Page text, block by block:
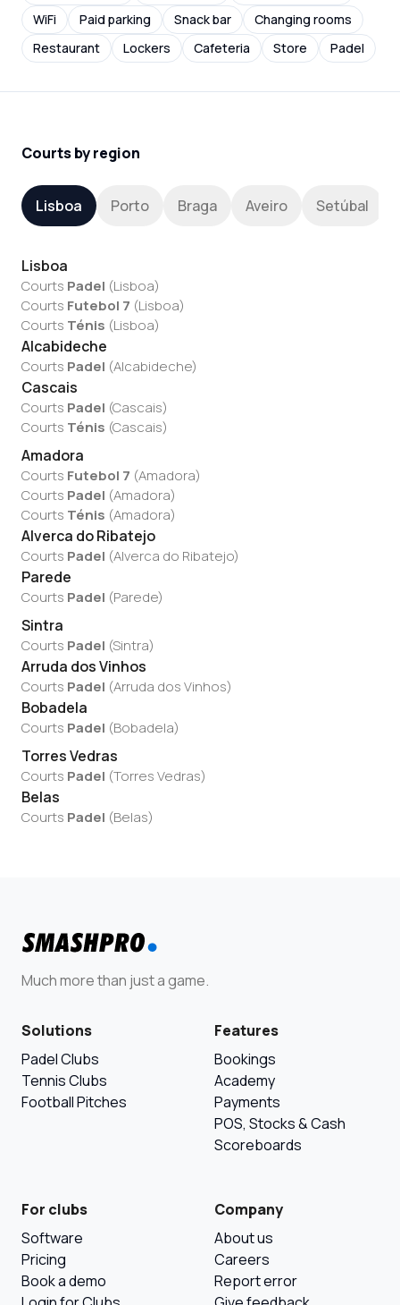
WiFi
Paid parking Snack bar
Changing rooms
Restaurant
Lockers Cafeteria Store Padel
Courts by region
Lisboa Porto Braga Aveiro Setúbal
Lisboa
Courts Padel (Lisboa)
Courts Futebol 7 (Lisboa)
Courts Ténis (Lisboa)
Alcabideche
Courts Padel (Alcabideche)
Cascais
Courts Padel (Cascais)
Courts Ténis (Cascais)
Amadora
Courts Futebol 7 (Amadora)
Courts Padel (Amadora)
Courts Ténis (Amadora)
Alverca do Ribatejo
Courts Padel (Alverca do Ribatejo)
Parede
Courts Padel (Parede)
Sintra
Courts Padel (Sintra)
Arruda dos Vinhos
Courts Padel (Arruda dos Vinhos)
Bobadela
Courts Padel (Bobadela)
Torres Vedras
Courts Padel (Torres Vedras)
Belas
Courts Padel (Belas)
Much more than just a game.
Solutions
Padel Clubs
Tennis Clubs
Football Pitches
Features
Bookings
Academy
Payments
POS, Stocks & Cash
Scoreboards
For clubs
Software
Pricing
Book a demo
Company
About us
Careers
Report error